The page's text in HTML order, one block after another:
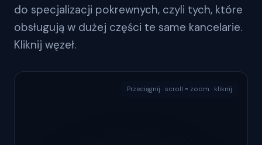
do specjalizacji pokrewnych, czyli tych, które
obsługują w dużej części te same kancelarie.
Kliknij węzeł.
Przeciągnij · scroll = zoom · kliknij